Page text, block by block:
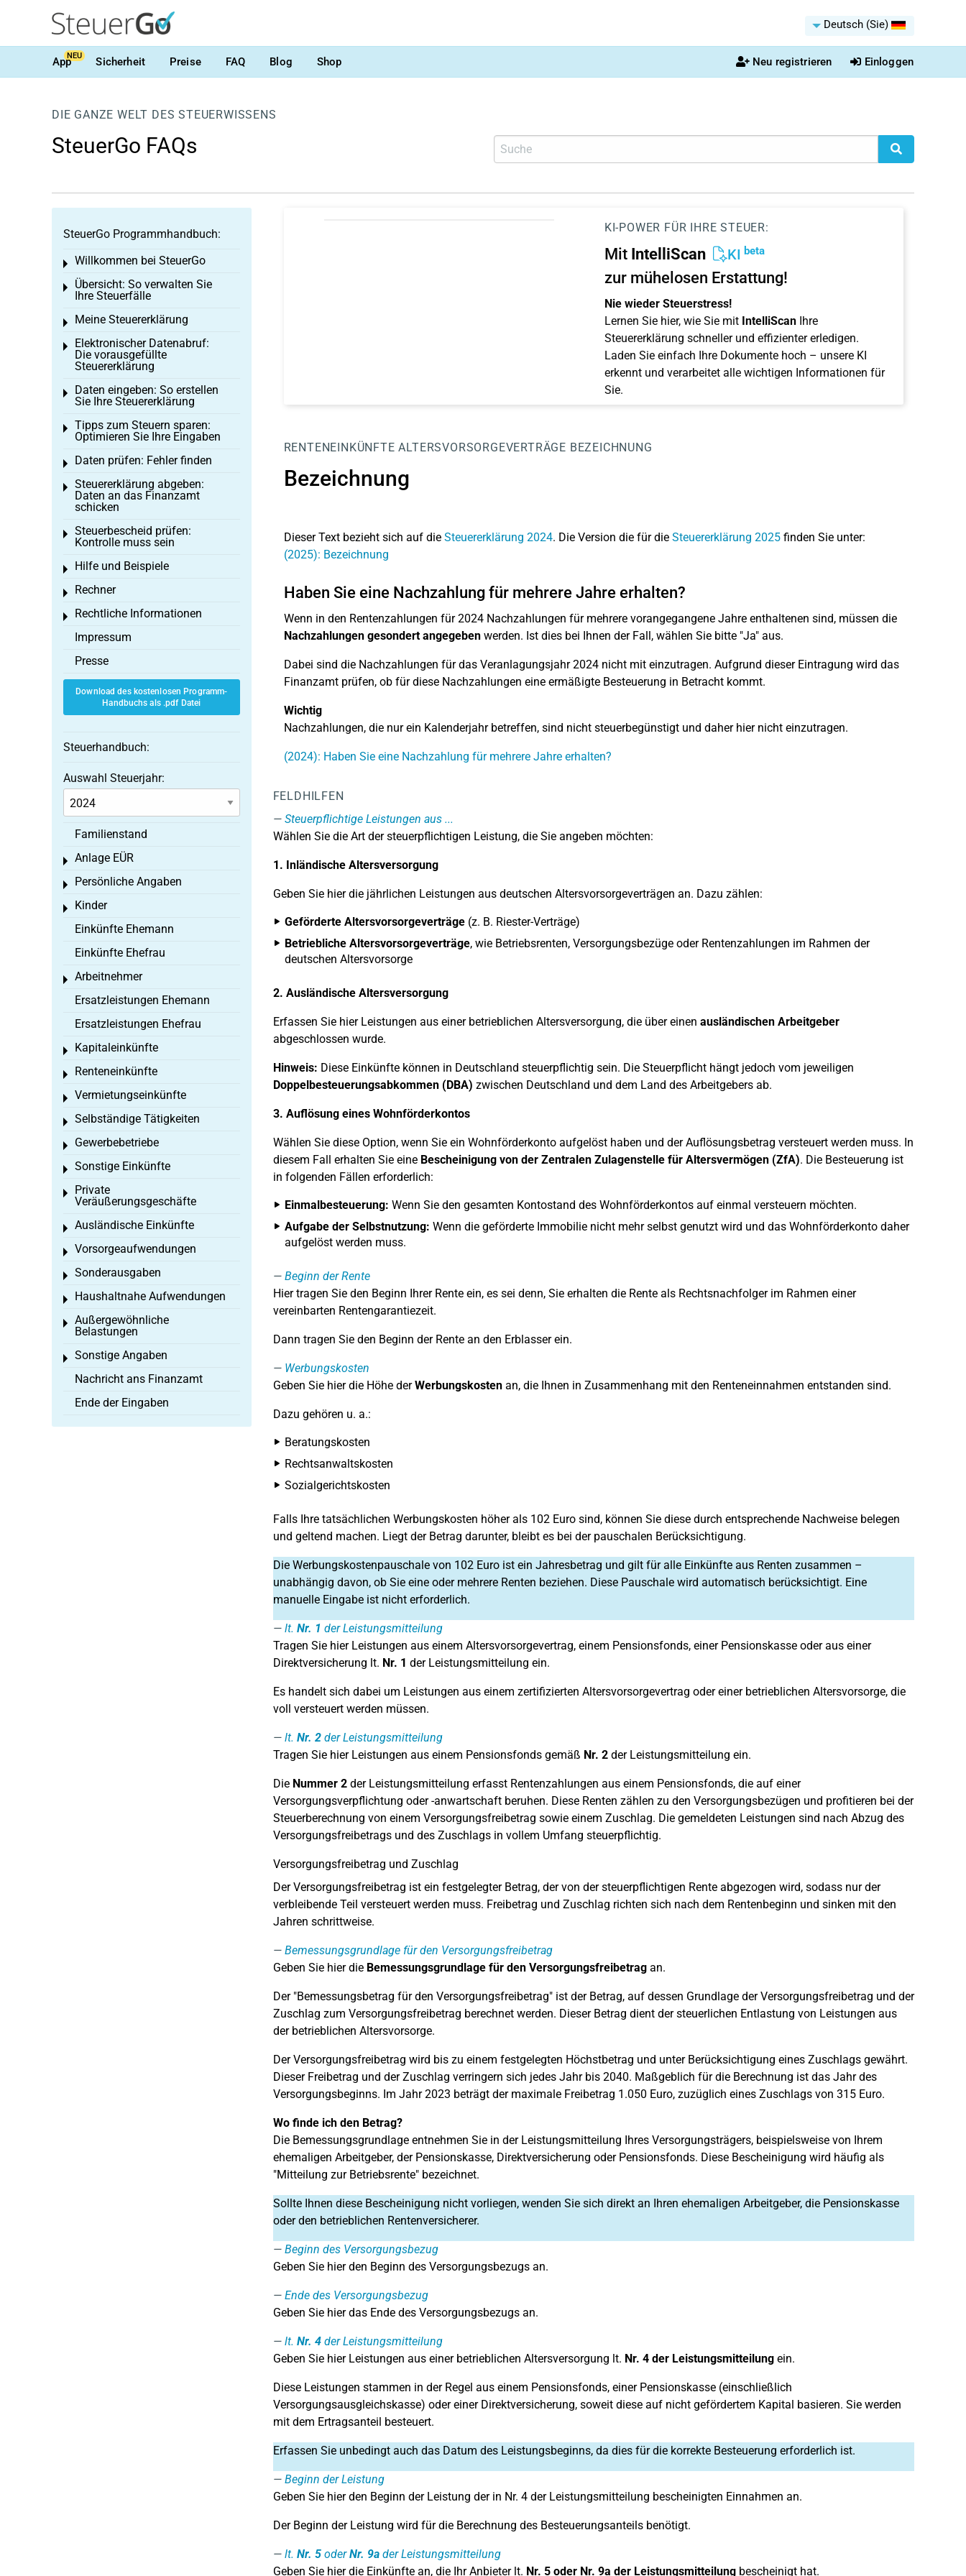
Deutsch (Sie)
AppNEU Sicherheit Preise FAQ Blog Shop Neu registrieren Einloggen
DIE GANZE WELT DES STEUERWISSENS
SteuerGo FAQs
KI-POWER FÜR IHRE STEUER:
Mit IntelliScan KI beta
zur mühelosen Erstattung!
Nie wieder Steuerstress!
Lernen Sie hier, wie Sie mit IntelliScanIhre
Steuererklärung schneller und effizienter erledigen.
Laden Sie einfach Ihre Dokumente hoch – unsere KI
erkennt und verarbeitet alle wichtigen Informationen für
Sie.
RENTENEINKÜNFTE ALTERSVORSORGEVERTRÄGE BEZEICHNUNG
Bezeichnung
Dieser Text bezieht sich auf die Steuererklärung 2024. Die Version die für die Steuererklärung 2025finden Sie unter:
(2025): Bezeichnung
Haben Sie eine Nachzahlung für mehrere Jahre erhalten?
Wenn in den Rentenzahlungen für 2024 Nachzahlungen für mehrere vorangegangene Jahre enthaltenen sind, müssen die
Nachzahlungen gesondert angegebenwerden. Ist dies bei Ihnen der Fall, wählen Sie bitte "Ja" aus.
Dabei sind die Nachzahlungen für das Veranlagungsjahr 2024 nicht mit einzutragen. Aufgrund dieser Eintragung wird das
Finanzamt prüfen, ob für diese Nachzahlungen eine ermäßigte Besteuerung in Betracht kommt.
Wichtig
Nachzahlungen, die nur ein Kalenderjahr betreffen, sind nicht steuerbegünstigt und daher hier nicht einzutragen.
(2024): Haben Sie eine Nachzahlung für mehrere Jahre erhalten?
FELDHILFEN
Steuerpflichtige Leistungen aus ...
Wählen Sie die Art der steuerpflichtigen Leistung, die Sie angeben möchten:
1. Inländische Altersversorgung
Geben Sie hier die jährlichen Leistungen aus deutschen Altersvorsorgeverträgen an. Dazu zählen:
Geförderte Altersvorsorgeverträge(z. B. Riester-Verträge)
Betriebliche Altersvorsorgeverträge, wie Betriebsrenten, Versorgungsbezüge oder Rentenzahlungen im Rahmen der
deutschen Altersvorsorge
2. Ausländische Altersversorgung
Erfassen Sie hier Leistungen aus einer betrieblichen Altersversorgung, die über einen ausländischen Arbeitgeber
abgeschlossen wurde.
Hinweis: Diese Einkünfte können in Deutschland steuerpflichtig sein. Die Steuerpflicht hängt jedoch vom jeweiligen
Doppelbesteuerungsabkommen (DBA) zwischen Deutschland und dem Land des Arbeitgebers ab.
3. Auflösung eines Wohnförderkontos
Wählen Sie diese Option, wenn Sie ein Wohnförderkonto aufgelöst haben und der Auflösungsbetrag versteuert werden muss. In
diesem Fall erhalten Sie eine Bescheinigung von der Zentralen Zulagenstelle für Altersvermögen (ZfA). Die Besteuerung ist
in folgenden Fällen erforderlich:
Einmalbesteuerung: Wenn Sie den gesamten Kontostand des Wohnförderkontos auf einmal versteuern möchten.
Aufgabe der Selbstnutzung: Wenn die geförderte Immobilie nicht mehr selbst genutzt wird und das Wohnförderkonto daher
aufgelöst werden muss.
Beginn der Rente
Hier tragen Sie den Beginn Ihrer Rente ein, es sei denn, Sie erhalten die Rente als Rechtsnachfolger im Rahmen einer
vereinbarten Rentengarantiezeit.
Dann tragen Sie den Beginn der Rente an den Erblasser ein.
Werbungskosten
Geben Sie hier die Höhe derWerbungskostenan, die Ihnen in Zusammenhang mit den Renteneinnahmen entstanden sind.
Dazu gehören u. a.:
Beratungskosten
Rechtsanwaltskosten
Sozialgerichtskosten
Falls Ihre tatsächlichen Werbungskosten höher als 102 Euro sind, können Sie diese durch entsprechende Nachweise belegen
und geltend machen. Liegt der Betrag darunter, bleibt es bei der pauschalen Berücksichtigung.
Die Werbungskostenpauschale von 102 Euro ist ein Jahresbetrag und gilt für alle Einkünfte aus Renten zusammen –
unabhängig davon, ob Sie eine oder mehrere Renten beziehen. Diese Pauschale wird automatisch berücksichtigt. Eine
manuelle Eingabe ist nicht erforderlich.
lt. Nr. 1 der Leistungsmitteilung
Tragen Sie hier Leistungen aus einem Altersvorsorgevertrag, einem Pensionsfonds, einer Pensionskasse oder aus einer
Direktversicherung lt. Nr. 1 der Leistungsmitteilung ein.
Es handelt sich dabei um Leistungen aus einem zertifizierten Altersvorsorgevertrag oder einer betrieblichen Altersvorsorge, die
voll versteuert werden müssen.
lt. Nr. 2der Leistungsmitteilung
Tragen Sie hier Leistungen aus einem Pensionsfonds gemäß Nr. 2der Leistungsmitteilung ein.
Die Nummer 2der Leistungsmitteilung erfasst Rentenzahlungen aus einem Pensionsfonds, die auf einer
Versorgungsverpflichtung oder -anwartschaft beruhen. Diese Renten zählen zu den Versorgungsbezügen und profitieren bei der
Steuerberechnung von einem Versorgungsfreibetrag sowie einem Zuschlag. Die gemeldeten Leistungen sind nach Abzug des
Versorgungsfreibetrags und des Zuschlags in vollem Umfang steuerpflichtig.
Versorgungsfreibetrag und Zuschlag
Der Versorgungsfreibetrag ist ein festgelegter Betrag, der von der steuerpflichtigen Rente abgezogen wird, sodass nur der
verbleibende Teil versteuert werden muss. Freibetrag und Zuschlag richten sich nach dem Rentenbeginn und sinken mit den
Jahren schrittweise.
Bemessungsgrundlage für den Versorgungsfreibetrag
Geben Sie hier die Bemessungsgrundlage für den Versorgungsfreibetragan.
Der "Bemessungsbetrag für den Versorgungsfreibetrag" ist der Betrag, auf dessen Grundlage der Versorgungsfreibetrag und der
Zuschlag zum Versorgungsfreibetrag berechnet werden. Dieser Betrag dient der steuerlichen Entlastung von Leistungen aus
der betrieblichen Altersvorsorge.
Der Versorgungsfreibetrag wird bis zu einem festgelegten Höchstbetrag und unter Berücksichtigung eines Zuschlags gewährt.
Dieser Freibetrag und der Zuschlag verringern sich jedes Jahr bis 2040. Maßgeblich für die Berechnung ist das Jahr des
Versorgungsbeginns. Im Jahr 2023 beträgt der maximale Freibetrag 1.050 Euro, zuzüglich eines Zuschlags von 315 Euro.
Wo finde ich den Betrag?
Die Bemessungsgrundlage entnehmen Sie in der Leistungsmitteilung Ihres Versorgungsträgers, beispielsweise von Ihrem
ehemaligen Arbeitgeber, der Pensionskasse, Direktversicherung oder Pensionsfonds. Diese Bescheinigung wird häufig als
"Mitteilung zur Betriebsrente" bezeichnet.
Sollte Ihnen diese Bescheinigung nicht vorliegen, wenden Sie sich direkt an Ihren ehemaligen Arbeitgeber, die Pensionskasse
oder den betrieblichen Rentenversicherer.
Beginn des Versorgungsbezug
Geben Sie hier den Beginn des Versorgungsbezugs an.
Ende des Versorgungsbezug
Geben Sie hier das Ende des Versorgungsbezugs an.
lt. Nr. 4der Leistungsmitteilung
Geben Sie hier Leistungen aus einer betrieblichen Altersversorgung lt. Nr. 4 der Leistungsmitteilungein.
Diese Leistungen stammen in der Regel aus einem Pensionsfonds, einer Pensionskasse (einschließlich
Versorgungsausgleichskasse) oder einer Direktversicherung, soweit diese auf nicht gefördertem Kapital basieren. Sie werden
mit dem Ertragsanteil besteuert.
Erfassen Sie unbedingt auch das Datum des Leistungsbeginns, da dies für die korrekte Besteuerung erforderlich ist.
Beginn der Leistung
Geben Sie hier den Beginn der Leistung der in Nr. 4 der Leistungsmitteilung bescheinigten Einnahmen an.
Der Beginn der Leistung wird für die Berechnung des Besteuerungsanteils benötigt.
lt. Nr. 5oderNr. 9ader Leistungsmitteilung
Geben Sie hier die Einkünfte an, die Ihr Anbieter lt. Nr. 5 oder Nr. 9a der Leistungsmitteilungbescheinigt hat.
SteuerGo Programmhandbuch:
Willkommen bei SteuerGo
Toggle menu
Übersicht: So verwalten Sie
Ihre Steuerfälle
Toggle menu
Meine Steuererklärung
Toggle menu
Elektronischer Datenabruf:
Die vorausgefüllte
Steuererklärung
Toggle menu
Daten eingeben: So erstellen
Sie Ihre Steuererklärung
Toggle menu
Tipps zum Steuern sparen:
Optimieren Sie Ihre Eingaben
Toggle menu
Daten prüfen: Fehler finden
Toggle menu
Steuererklärung abgeben:
Daten an das Finanzamt
schicken
Toggle menu
Steuerbescheid prüfen:
Kontrolle muss sein
Toggle menu
Hilfe und Beispiele
Toggle menu
Rechner
Toggle menu
Rechtliche Informationen
Toggle menu
Impressum
Presse
Download des kostenlosen Programm-
Handbuchs als .pdf Datei
Steuerhandbuch:
Auswahl Steuerjahr:
Familienstand
Anlage EÜR
Toggle menu
Persönliche Angaben
Toggle menu
Kinder
Toggle menu
Einkünfte Ehemann
Einkünfte Ehefrau
Arbeitnehmer
Toggle menu
Ersatzleistungen Ehemann
Ersatzleistungen Ehefrau
Kapitaleinkünfte
Toggle menu
Renteneinkünfte
Toggle menu
Vermietungseinkünfte
Toggle menu
Selbständige Tätigkeiten
Toggle menu
Gewerbebetriebe
Toggle menu
Sonstige Einkünfte
Toggle menu
Private
Veräußerungsgeschäfte
Toggle menu
Ausländische Einkünfte
Toggle menu
Vorsorgeaufwendungen
Toggle menu
Sonderausgaben
Toggle menu
Haushaltnahe Aufwendungen
Toggle menu
Außergewöhnliche
Belastungen
Toggle menu
Sonstige Angaben
Toggle menu
Nachricht ans Finanzamt
Ende der Eingaben